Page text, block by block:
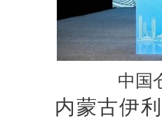
中国
内蒙古伊